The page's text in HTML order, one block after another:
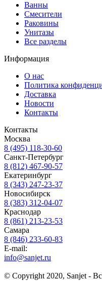
Ванны
Смесители
Раковины
Унитазы
Все разделы
Информация
О нас
Политика
Доставка
Новости
Контакты
Контакты
Москва
8 (495) 118-30-60
Санкт-Петербург
8 (812) 467-90-57
Екатеринбург
8 (343) 247-23-37
Новосибирск
8 (383) 312-04-07
Краснодар
8 (861) 213-23-53
Самара
8 (846) 233-60-83
E-mail:
info@sanjet.ru
© Copyright 2020, Sanjet -